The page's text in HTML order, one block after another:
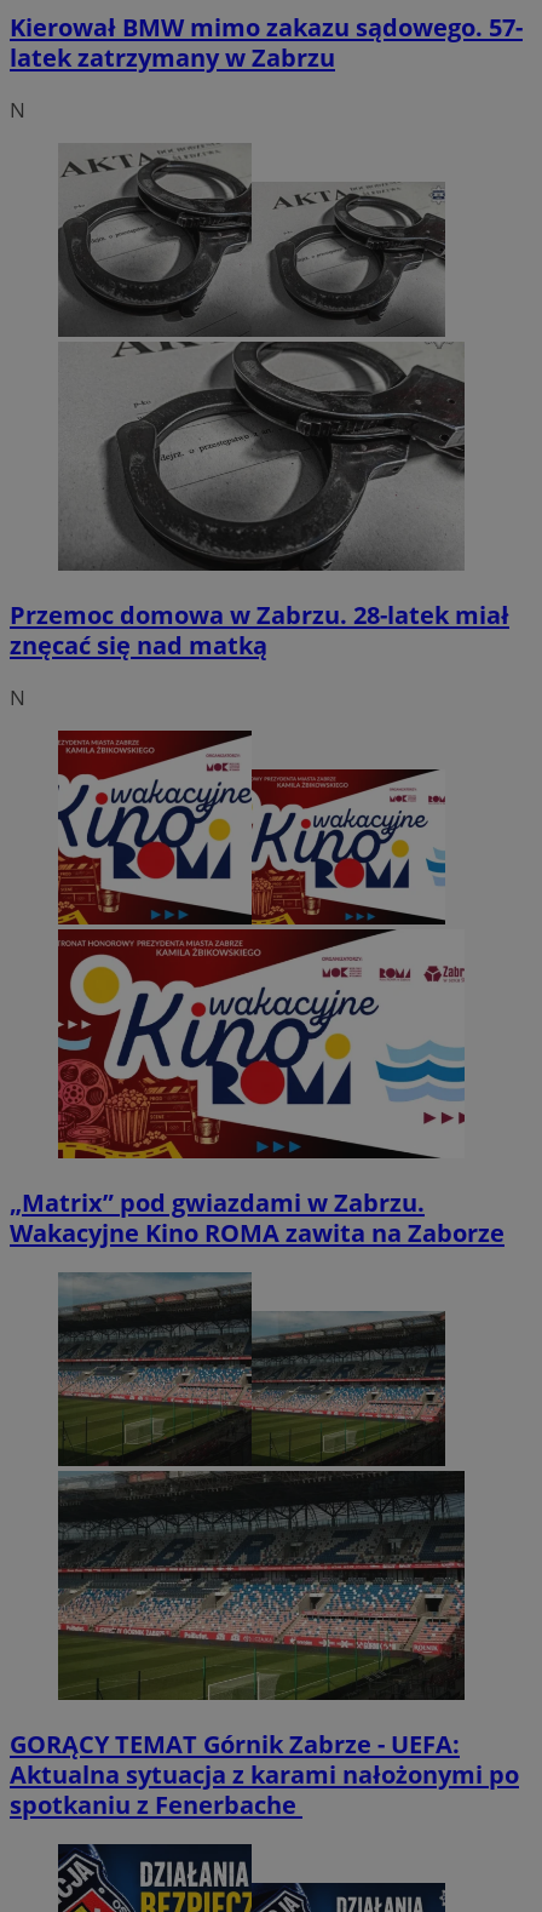
Kierował BMW mimo zakazu sądowego. 57-
latek zatrzymany w Zabrzu
N
Przemoc domowa w Zabrzu. 28-latek miał
znęcać się nad matką
N
„Matrix” pod gwiazdami w Zabrzu.
Wakacyjne Kino ROMA zawita na Zaborze
GORĄCY TEMAT Górnik Zabrze - UEFA:
Aktualna sytuacja z karami nałożonymi po
spotkaniu z Fenerbache